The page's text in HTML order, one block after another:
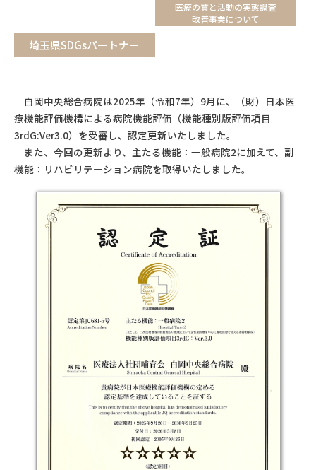
医療の質と活動の実態調査
改善事業について
埼玉県SDGsパートナー
白岡中央総合病院は2025年（令和7年）9月に、（財）日本医
療機能評価機構による病院機能評価（機能種別版評価項目
3rdG:Ver3.0）を受審し、認定更新いたしました。
また、今回の更新より、主たる機能：一般病院2に加えて、副
機能：リハビリテーション病院を取得いたしました。